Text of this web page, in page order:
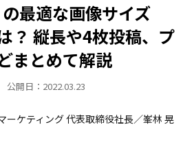
最適な画像サイズ
？ 縦長や4枚投稿、プ
まとめて解説
公開日：2022.03.23
ーケティング 代表取締役社長／峯林 晃